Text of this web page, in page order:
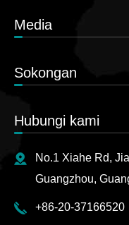
Media
Sokongan
Hubungi kami
No.1 Xiahe Rd,
Guangzhou,
+86-20-37166520